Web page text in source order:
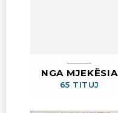
NGA MJEKËSIA
65 TITUJ